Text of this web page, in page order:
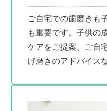
ご自宅での歯磨きも
も重要です。子供の
ケアをご提案、ご自
げ磨きのアドバイス